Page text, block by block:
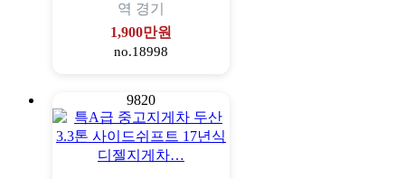
역 경기
1,900만원
no.18998
9820